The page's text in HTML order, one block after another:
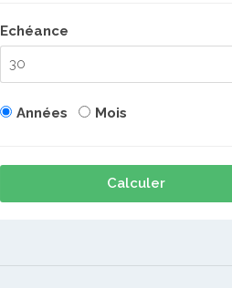
Echéance
Années Mois
Calculer